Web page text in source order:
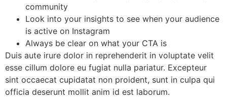
community
Look into your insights to see when your audience
is active on Instagram
Always be clear on what your CTA is
Duis aute irure dolor in reprehenderit in voluptate velit
esse cillum dolore eu fugiat nulla pariatur. Excepteur
sint occaecat cupidatat non proident, sunt in culpa qui
officia deserunt mollit anim id est laborum.